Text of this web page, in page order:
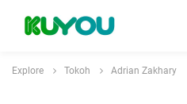
Explore Tokoh Adrian Zakhary